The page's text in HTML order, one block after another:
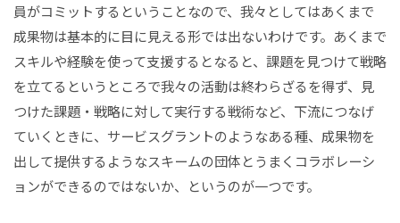
員がコミットするということなので、我々としてはあくまで
成果物は基本的に目に見える形では出ないわけです。あくまで
スキルや経験を使って支援するとなると、課題を見つけて戦略
を立てるというところで我々の活動は終わらざるを得ず、見
つけた課題・戦略に対して実行する戦術など、下流につなげ
ていくときに、サービスグラントのようなある種、成果物を
出して提供するようなスキームの団体とうまくコラボレーシ
ョンができるのではないか、というのが一つです。